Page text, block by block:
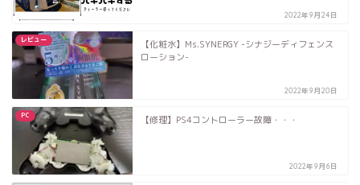
2022年9月24日
レビュー
【化粧水】Ms.SYNERGY -シナジーディフェンス
ローション-
2022年9月20日
PC 【修理】PS4コントローラー故障・・・
2022年9月6日